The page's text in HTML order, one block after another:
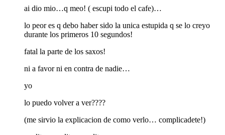
ai dio mio…q meo! ( escupi todo el cafe)…
lo peor es q debo haber sido la unica estupida q se lo creyo
durante los primeros 10 segundos!
fatal la parte de los saxos!
ni a favor ni en contra de nadie…
yo
lo puedo volver a ver????
(me sirvio la explicacion de como verlo… complicadete!)